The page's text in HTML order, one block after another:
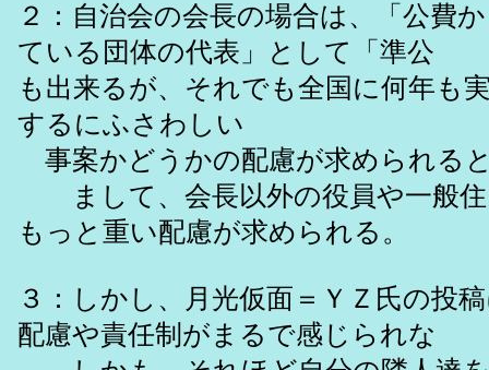
２：自治会の会長の場合は、「公費
ている団体の代表」として「準公
も出来るが、それでも全国に何年も
するにふさわしい
事案かどうかの配慮が求められる
まして、会長以外の役員や一般住
もっと重い配慮が求められる。
３：しかし、月光仮面＝ＹＺ氏の投
配慮や責任制がまるで感じられな